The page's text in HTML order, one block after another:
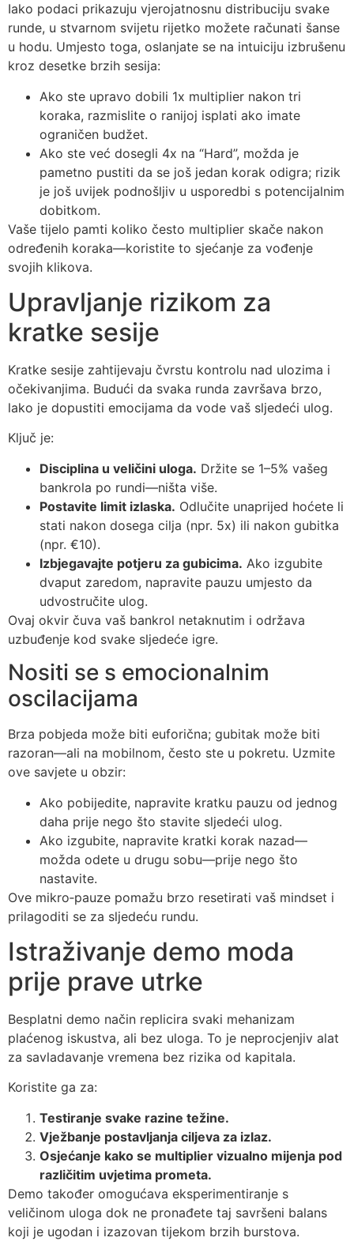
Iako podaci prikazuju vjerojatnosnu distribuciju svake
runde, u stvarnom svijetu rijetko možete računati šanse
u hodu. Umjesto toga, oslanjate se na intuiciju izbrušenu
kroz desetke brzih sesija:
Ako ste upravo dobili 1x multiplier nakon tri
koraka, razmislite o ranijoj isplati ako imate
ograničen budžet.
Ako ste već dosegli 4x na “Hard”, možda je
pametno pustiti da se još jedan korak odigra; rizik
je još uvijek podnošljiv u usporedbi s potencijalnim
dobitkom.
Vaše tijelo pamti koliko često multiplier skače nakon
određenih koraka—koristite to sjećanje za vođenje
svojih klikova.
Upravljanje rizikom za
kratke sesije
Kratke sesije zahtijevaju čvrstu kontrolu nad ulozima i
očekivanjima. Budući da svaka runda završava brzo,
lako je dopustiti emocijama da vode vaš sljedeći ulog.
Ključ je:
Disciplina u veličini uloga. Držite se 1–5% vašeg
bankrola po rundi—ništa više.
Postavite limit izlaska. Odlučite unaprijed hoćete li
stati nakon dosega cilja (npr. 5x) ili nakon gubitka
(npr. €10).
Izbjegavajte potjeru za gubicima. Ako izgubite
dvaput zaredom, napravite pauzu umjesto da
udvostručite ulog.
Ovaj okvir čuva vaš bankrol netaknutim i održava
uzbuđenje kod svake sljedeće igre.
Nositi se s emocionalnim
oscilacijama
Brza pobjeda može biti euforična; gubitak može biti
razoran—ali na mobilnom, često ste u pokretu. Uzmite
ove savjete u obzir:
Ako pobijedite, napravite kratku pauzu od jednog
daha prije nego što stavite sljedeći ulog.
Ako izgubite, napravite kratki korak nazad—
možda odete u drugu sobu—prije nego što
nastavite.
Ove mikro‑pauze pomažu brzo resetirati vaš mindset i
prilagoditi se za sljedeću rundu.
Istraživanje demo moda
prije prave utrke
Besplatni demo način replicira svaki mehanizam
plaćenog iskustva, ali bez uloga. To je neprocjenjiv alat
za savladavanje vremena bez rizika od kapitala.
Koristite ga za:
Testiranje svake razine težine.
Vježbanje postavljanja ciljeva za izlaz.
Osjećanje kako se multiplier vizualno mijenja pod
različitim uvjetima prometa.
Demo također omogućava eksperimentiranje s
veličinom uloga dok ne pronađete taj savršeni balans
koji je ugodan i izazovan tijekom brzih burstova.